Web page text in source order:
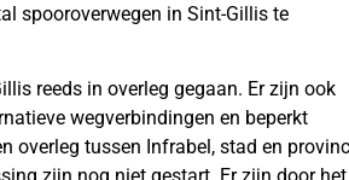
spooroverwegen in Sint-Gillis te
reeds in overleg gegaan. Er zijn ook
wegverbindingen en beperkt
overleg tussen Infrabel, stad en